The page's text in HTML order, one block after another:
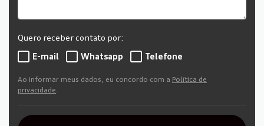
Quero receber contato por:
E-mail
Whatsapp Telefone
Ao informar meus dados, eu concordo com a Política de
privacidade.